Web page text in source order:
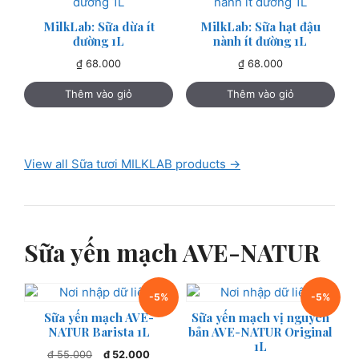
MilkLab: Sữa dừa ít
đường 1L
₫ 68.000
Thêm vào giỏ
MilkLab: Sữa hạt đậu
nành ít đường 1L
₫68.000
Thêm vào giỏ
View all Sữa tươi MILKLAB products →
Sữa yến mạch AVE-NATUR
-5%
Sữa yến mạch AVE-
NATUR Barista 1L
₫55.000
Giá
₫ 52.000Giá
-5%
Sữa yến mạch vị nguyên
bản AVE-NATUR Original
1L